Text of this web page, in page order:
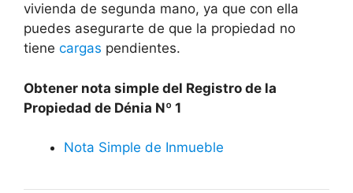
vivienda de segunda mano, ya que con ella
puedes asegurarte de que la propiedad no
tiene cargas pendientes.
Obtener nota simple del Registro de la
Propiedad de Dénia Nº 1
Nota Simple de Inmueble